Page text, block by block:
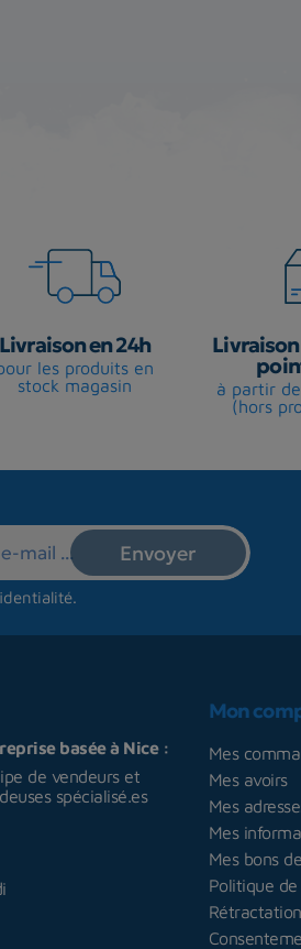
Livraison en 24h
les produits en
stock magasin
à partir
(hors
.
basée à Nice :
de vendeurs et
spécialisé.es
Mon
Mes
Mes avoirs
Mes
Mes
Mes bons
Politique
Rétractation